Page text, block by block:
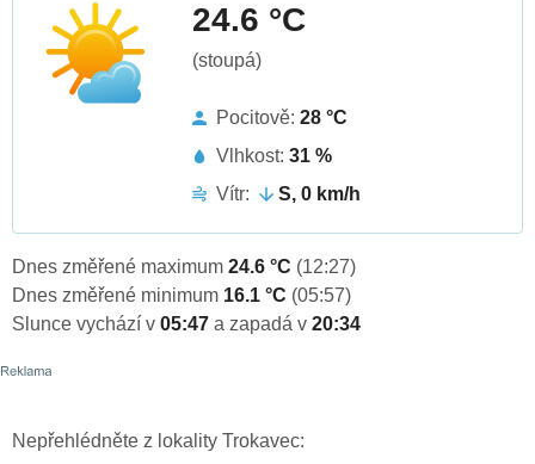
24.6 °C
(stoupá)
Pocitově: 28 °C
Vlhkost: 31 %
Vítr:
S, 0 km/h
Dnes změřené maximum 24.6 °C (12:27)
Dnes změřené minimum 16.1 °C (05:57)
Slunce vychází v 05:47 a zapadá v 20:34
Nepřehlédněte z lokality Trokavec: